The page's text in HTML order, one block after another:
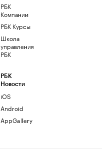
РБК
Компании
РБК Курсы
Школа
управления
РБК
РБК
Новости
iOS
Android
AppGallery